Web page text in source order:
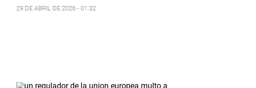
29 DE ABRIL DE 2026 - 01:32